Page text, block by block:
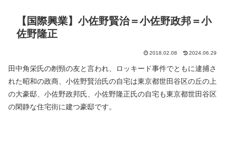
【国際興業】小佐野賢治＝小佐野政邦＝小
佐野隆正
2018.02.08 2024.06.29
田中角栄氏の刎頸の友と言われ、ロッキード事件でともに逮捕さ
れた昭和の政商、小佐野賢治氏の自宅は東京都世田谷区の丘の上
の大豪邸、小佐野政邦氏、小佐野隆正氏の自宅も東京都世田谷区
の閑静な住宅街に建つ豪邸です。